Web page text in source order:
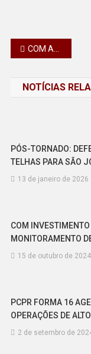
Navegação
Post
COM APOIO DE 11 CAMINHÕES-PIPA, TÉCNICOS DO IAT VÃO ATUAR POR 10 DIAS NO RIO GRANDE DO SUL
NOTÍCIAS
PÓS-TORNADO:
TELHAS PARA SÃO
13 de janeiro de 2026
COM
MONITORAMENTO
15 de outubro de 2024
PCPR FORMA 16
OPERAÇÕES DE
2 de setembro de